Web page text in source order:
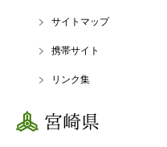
サイトマップ
携帯サイト
リンク集
宮崎県